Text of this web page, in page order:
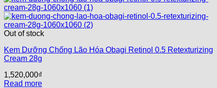
Out of stock
Kem Dưỡng Chống Lão Hóa Obagi Retinol 0.5 Retexturizing
Cream 28g
1,520,000₫
Read more